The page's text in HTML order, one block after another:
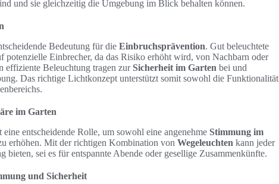
und sie gleichzeitig die Umgebung im Blick behalten können.
Bedeutung für die Einbruchsprävention. Gut beleuchtete
potenzielle Einbrecher, da das Risiko erhöht wird, von Nachbarn oder
effiziente Beleuchtung tragen zurSicherheit im Garten bei und
Das richtige Lichtkonzept unterstützt somit sowohl die Funktionalität
im Garten
eine entscheidende Rolle, um sowohl eine angenehme Stimmung im
erhöhen. Mit der richtigen Kombination von Wegeleuchten kann jeder
bieten, sei es für entspannte Abende oder gesellige Zusammenkünfte.
und Sicherheit